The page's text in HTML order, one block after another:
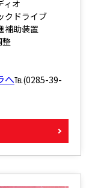
ィオ
クドライブ
補助装置
整
へ℡(0285-39-